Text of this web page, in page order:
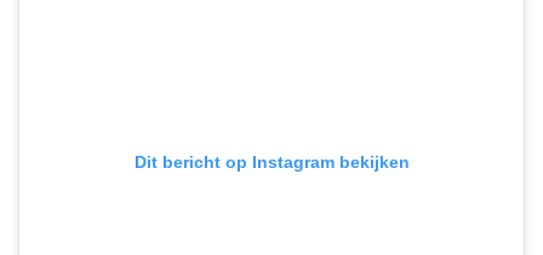
Dit bericht op Instagram bekijken